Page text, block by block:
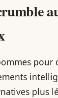
pour
plus